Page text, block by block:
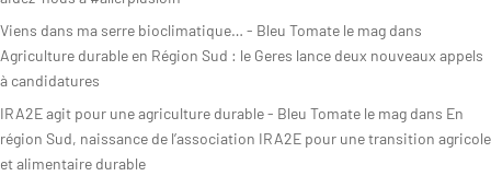
Viens dans ma serre bioclimatique… - Bleu Tomate le mag dans
Agriculture durable en Région Sud : le Geres lance deux nouveaux appels
à candidatures
IRA2E agit pour une agriculture durable - Bleu Tomate le mag dans En
région Sud, naissance de l’association IRA2E pour une transition agricole
et alimentaire durable